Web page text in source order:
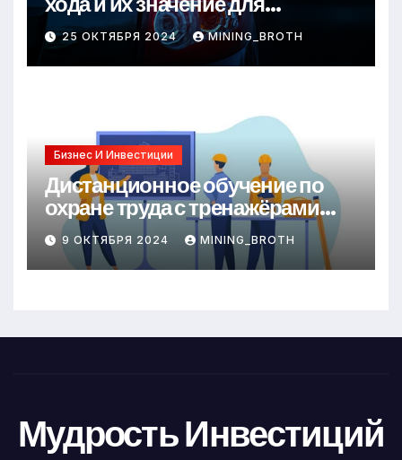
безопасности на дороге
25 ОКТЯБРЯ 2024 MINING_BROTH
Бизнес И Инвестиции
Дистанционное обучение по
охране труда с тренажёрами
онлайн
9 ОКТЯБРЯ 2024 MINING_BROTH
Мудрость Инвестиций